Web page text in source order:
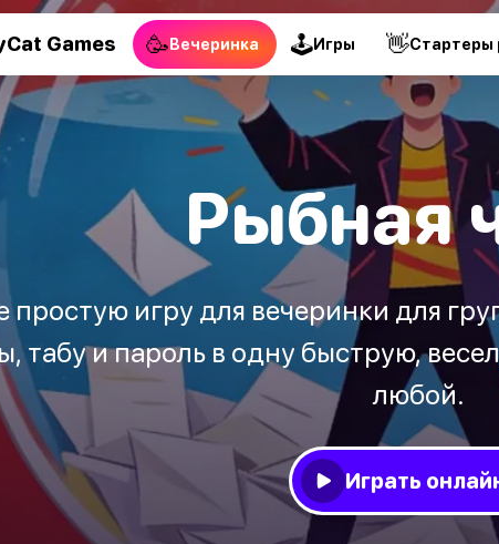
Games 🥳Вечеринка 🕹Игры 👋Стартеры
Рыбная
простую игру для вечеринки для
табу и пароль в одну быструю,
любой.
Играть